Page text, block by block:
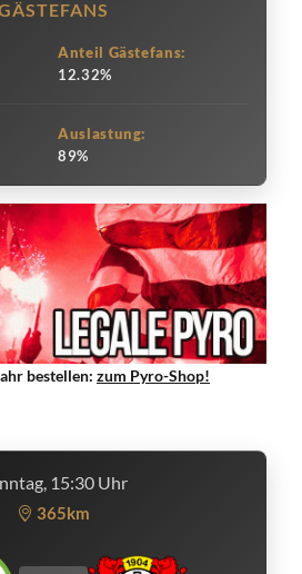
Anteil Gästefans:
12.32%
Auslastung:
89%
bestellen: zum Pyro-Shop!
15:30 Uhr
365km